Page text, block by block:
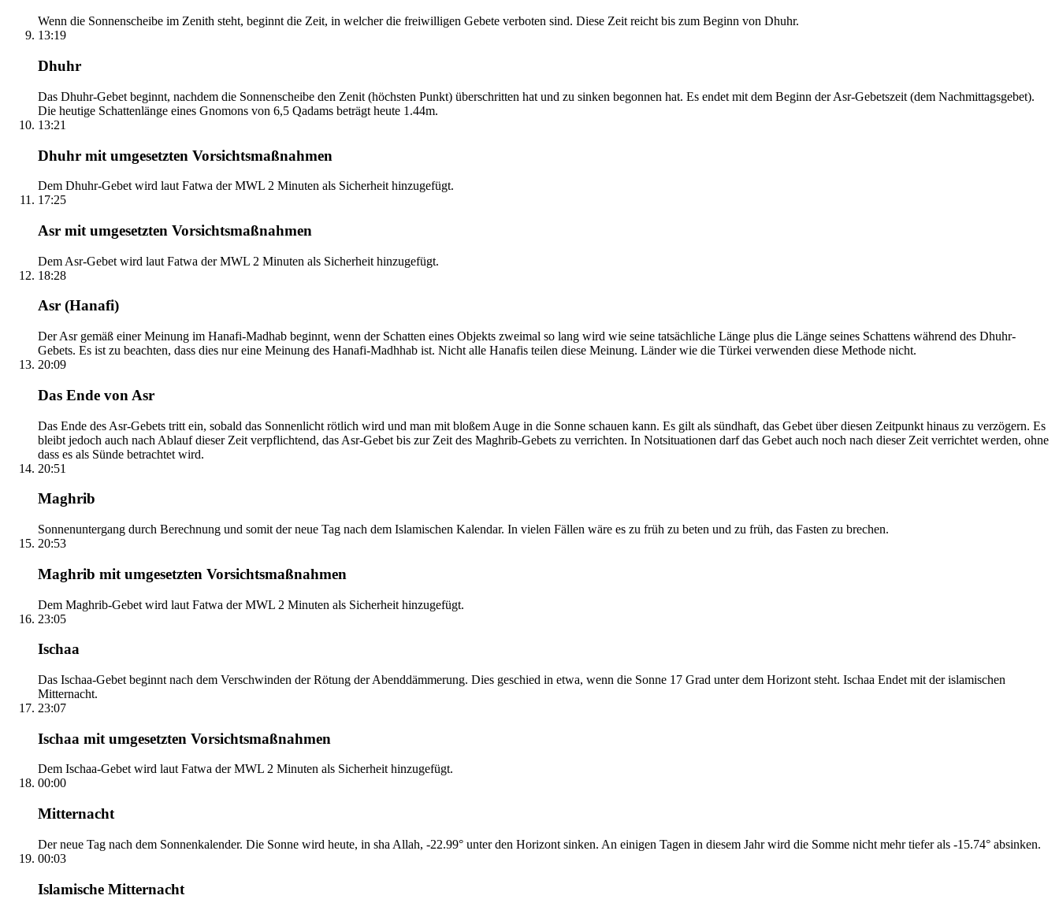
Wenn die Sonnenscheibe im Zenith steht, beginnt die Zeit, in welcher die freiwilligen Gebete verboten sind. Diese Zeit reicht bis zum Beginn von Dhuhr.
13:19
Dhuhr
Das Dhuhr-Gebet beginnt, nachdem die Sonnenscheibe den Zenit (höchsten Punkt) überschritten hat und zu sinken begonnen hat. Es endet mit dem Beginn der Asr-Gebetszeit (dem Nachmittagsgebet).
Die heutige Schattenlänge eines Gnomons von 6,5 Qadams beträgt heute 1.44m.
13:21
Dhuhr mit umgesetzten Vorsichtsmaßnahmen
Dem Dhuhr-Gebet wird laut Fatwa der MWL 2 Minuten als Sicherheit hinzugefügt.
17:25
Asr mit umgesetzten Vorsichtsmaßnahmen
Dem Asr-Gebet wird laut Fatwa der MWL 2 Minuten als Sicherheit hinzugefügt.
18:28
Asr (Hanafi)
Der Asr gemäß einer Meinung im Hanafi-Madhab beginnt, wenn der Schatten eines Objekts zweimal so lang wird wie seine tatsächliche Länge plus die Länge seines Schattens während des Dhuhr-
Gebets. Es ist zu beachten, dass dies nur eine Meinung des Hanafi-Madhhab ist. Nicht alle Hanafis teilen diese Meinung. Länder wie die Türkei verwenden diese Methode nicht.
20:09
Das Ende von Asr
Das Ende des Asr-Gebets tritt ein, sobald das Sonnenlicht rötlich wird und man mit bloßem Auge in die Sonne schauen kann. Es gilt als sündhaft, das Gebet über diesen Zeitpunkt hinaus zu verzögern. Es
bleibt jedoch auch nach Ablauf dieser Zeit verpflichtend, das Asr-Gebet bis zur Zeit des Maghrib-Gebets zu verrichten. In Notsituationen darf das Gebet auch noch nach dieser Zeit verrichtet werden, ohne
dass es als Sünde betrachtet wird.
20:51
Maghrib
Sonnenuntergang durch Berechnung und somit der neue Tag nach dem Islamischen Kalendar. In vielen Fällen wäre es zu früh zu beten und zu früh, das Fasten zu brechen.
20:53
Maghrib mit umgesetzten Vorsichtsmaßnahmen
Dem Maghrib-Gebet wird laut Fatwa der MWL 2 Minuten als Sicherheit hinzugefügt.
23:05
Ischaa
Das Ischaa-Gebet beginnt nach dem Verschwinden der Rötung der Abenddämmerung. Dies geschied in etwa, wenn die Sonne 17 Grad unter dem Horizont steht. Ischaa Endet mit der islamischen
Mitternacht.
23:07
Ischaa mit umgesetzten Vorsichtsmaßnahmen
Dem Ischaa-Gebet wird laut Fatwa der MWL 2 Minuten als Sicherheit hinzugefügt.
00:00
Mitternacht
Der neue Tag nach dem Sonnenkalender. Die Sonne wird heute, in sha Allah, -22.99° unter den Horizont sinken. An einigen Tagen in diesem Jahr wird die Somme nicht mehr tiefer als -15.74° absinken.
00:03
Islamische Mitternacht